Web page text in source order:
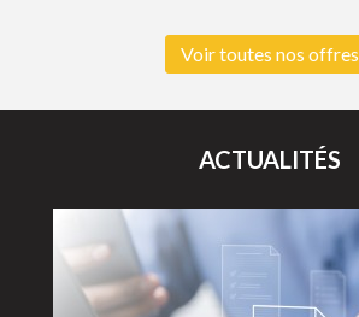
Voir toutes nos offres
ACTUALITÉS